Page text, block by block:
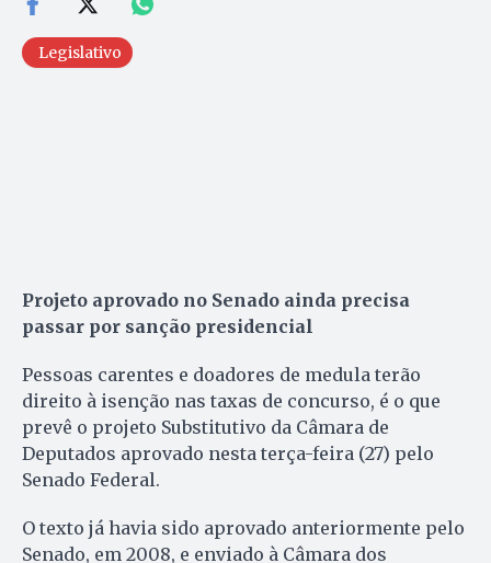
Legislativo
Projeto aprovado no Senado ainda precisa
passar por sanção presidencial
Pessoas carentes e doadores de medula terão
direito à isenção nas taxas de concurso, é o que
prevê o projeto Substitutivo da Câmara de
Deputados aprovado nesta terça-feira (27) pelo
Senado Federal.
O texto já havia sido aprovado anteriormente pelo
Senado, em 2008, e enviado à Câmara dos